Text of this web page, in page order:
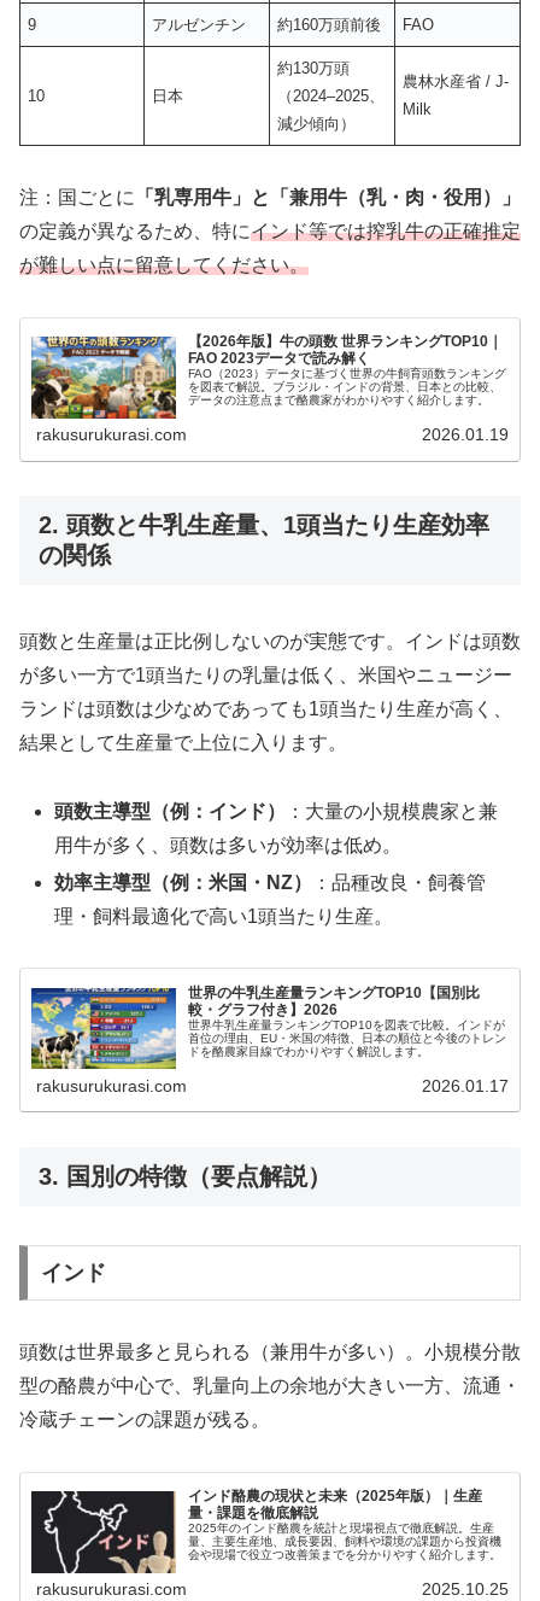
9 アルゼンチン 約160万頭前後 FAO
10 日本
約130万頭
（2024–2025、
減少傾向）
農林水産省 / J-
Milk
注：国ごとに
「乳専用牛」と「兼用牛（乳・肉・役用）」
の定義が異なるため、特にインド等では搾乳牛の正確推定
が難しい点に留意してください。
【2026年版】牛の頭数 世界ランキングTOP10｜
FAO 2023データで読み解く
FAO（2023）データに基づく世界の牛飼育頭数ランキング
を図表で解説。ブラジル・インドの背景、日本との比較、
データの注意点まで酪農家がわかりやすく紹介します。
rakusurukurasi.com 2026.01.19
2. 頭数と牛乳生産量、1頭当たり生産効率
の関係
頭数と生産量は正比例しないのが実態です。インドは頭数
が多い一方で1頭当たりの乳量は低く、米国やニュージー
ランドは頭数は少なめであっても1頭当たり生産が高く、
結果として生産量で上位に入ります。
頭数主導型（例：インド）
：大量の小規模農家と兼
用牛が多く、頭数は多いが効率は低め。
効率主導型（例：米国・NZ）
：品種改良・飼養管
理・飼料最適化で高い1頭当たり生産。
世界の牛乳生産量ランキングTOP10【国別比
較・グラフ付き】2026
世界牛乳生産量ランキングTOP10を図表で比較。インドが
首位の理由、EU・米国の特徴、日本の順位と今後のトレン
ドを酪農家目線でわかりやすく解説します。
rakusurukurasi.com 2026.01.17
3. 国別の特徴（要点解説）
インド
頭数は世界最多と見られる（兼用牛が多い）。小規模分散
型の酪農が中心で、乳量向上の余地が大きい一方、流通・
冷蔵チェーンの課題が残る。
インド酪農の現状と未来（2025年版）｜生産
量・課題を徹底解説
2025年のインド酪農を統計と現場視点で徹底解説。生産
量、主要生産地、成長要因、飼料や環境の課題から投資機
会や現場で役立つ改善策までを分かりやすく紹介します。
rakusurukurasi.com 2025.10.25